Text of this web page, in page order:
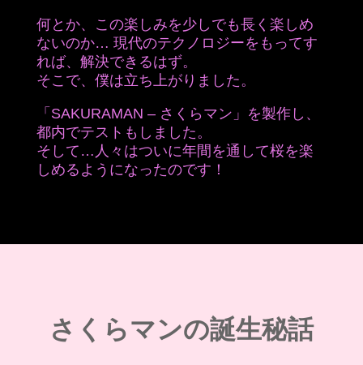
何とか、この楽しみを少しでも長く楽しめ
ないのか… 現代のテクノロジーをもってす
れば、解決できるはず。
そこで、僕は立ち上がりました。
「SAKURAMAN – さくらマン」を製作し、
都内でテストもしました。
そして…人々はついに年間を通して桜を楽
しめるようになったのです！
さくらマンの誕生秘話